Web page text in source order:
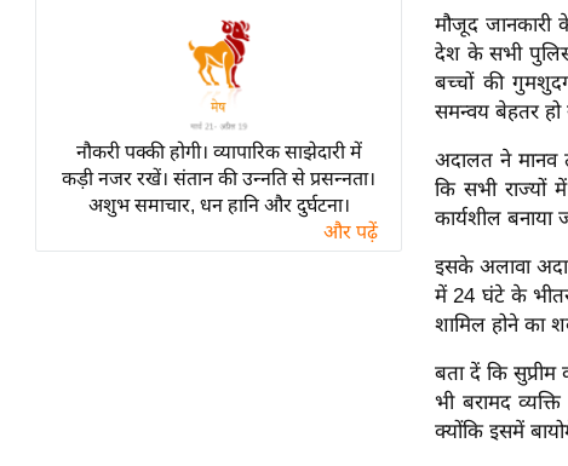
त्योहार
राशिफल
विशेष
विश्लेषण
नौकरी पक्की होगी। व्यापारिक साझेदारी में
कड़ी नजर रखें। संतान की उन्नति से प्रसन्नता।
अशुभ समाचार, धन हानि और दुर्घटना।
और पढ़ें
मौजूद जानकारी
देश के सभी
बच्चों की
समन्वय बेहतर हो
अदालत ने मानव
कि सभी राज्यों
कार्यशील बनाया
इसके अलावा
में 24 घंटे के भीतर
शामिल होने का
बता दें कि
भी बरामद
क्योंकि इसमें